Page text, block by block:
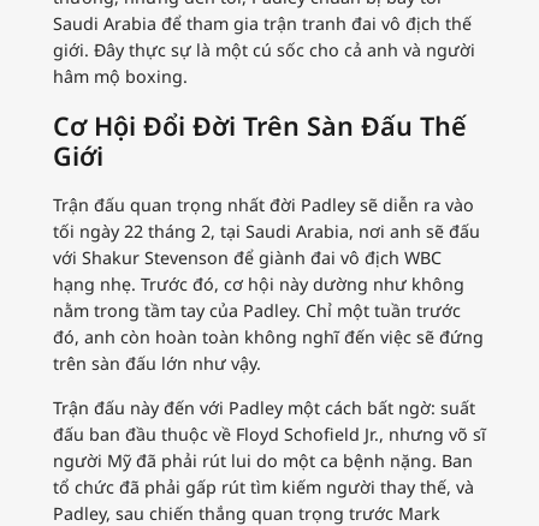
Saudi Arabia để tham gia trận tranh đai vô địch thế
giới. Đây thực sự là một cú sốc cho cả anh và người
hâm mộ boxing.
Cơ Hội Đổi Đời Trên Sàn Đấu Thế
Giới
Trận đấu quan trọng nhất đời Padley sẽ diễn ra vào
tối ngày 22 tháng 2, tại Saudi Arabia, nơi anh sẽ đấu
với Shakur Stevenson để giành đai vô địch WBC
hạng nhẹ. Trước đó, cơ hội này dường như không
nằm trong tầm tay của Padley. Chỉ một tuần trước
đó, anh còn hoàn toàn không nghĩ đến việc sẽ đứng
trên sàn đấu lớn như vậy.
Trận đấu này đến với Padley một cách bất ngờ: suất
đấu ban đầu thuộc về Floyd Schofield Jr., nhưng võ sĩ
người Mỹ đã phải rút lui do một ca bệnh nặng. Ban
tổ chức đã phải gấp rút tìm kiếm người thay thế, và
Padley, sau chiến thắng quan trọng trước Mark